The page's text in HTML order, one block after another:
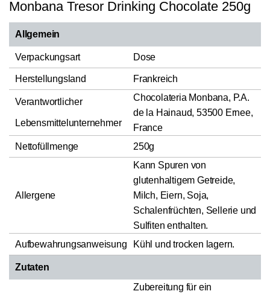
Monbana Tresor Drinking Chocolate 250g
Allgemein
Verpackungsart Dose
Herstellungsland Frankreich
Verantwortlicher
Lebensmittelunternehmer
Chocolateria Monbana, P.A.
de la Hainaud, 53500 Ernee,
France
Nettofüllmenge
250g
Allergene
Kann Spuren von
glutenhaltigem Getreide,
Milch, Eiern, Soja,
Schalenfrüchten, Sellerie und
Sulfiten enthalten.
Aufbewahrungsanweisung
Kühl und trocken lagern.
Zutaten
Zubereitung für ein